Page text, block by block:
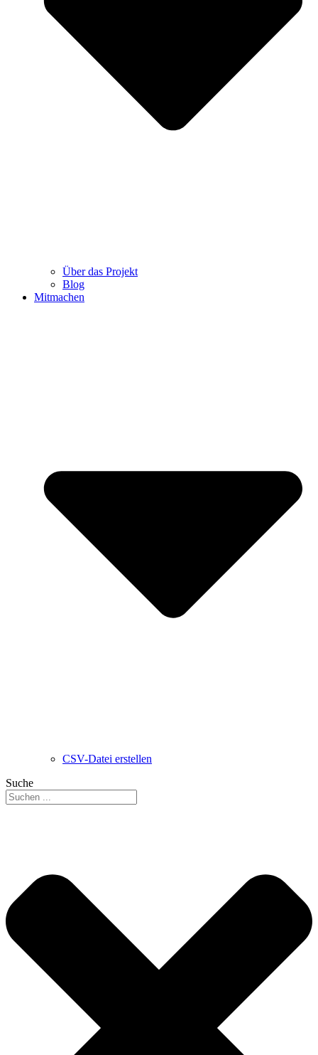
Über das Projekt
Blog
Mitmachen
CSV-Datei erstellen
Suche